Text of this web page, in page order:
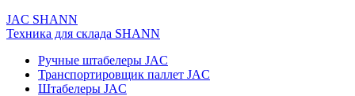
JAC SHANN
Техника для склада SHANN
Ручные штабелеры JAC
Транспортировщик паллет JAC
Штабелеры JAC